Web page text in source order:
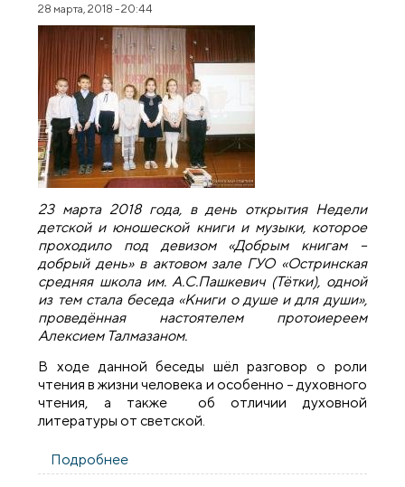
28 марта, 2018 - 20:44
23 марта 2018 года, в день открытия Недели
детской и юношеской книги и музыки, которое
проходило под девизом «Добрым книгам –
добрый день» в актовом зале ГУО «Остринская
средняя школа им. А.С.Пашкевич (Тётки), одной
из тем стала беседа «Книги о душе и для души»,
проведённая настоятелем протоиереем
Алексием Талмазаном.
В ходе данной беседы шёл разговор о роли
чтения в жизни человека и особенно – духовного
чтения, а также об отличии духовной
литературы от светской.
Подробнее
мероприятия, посвященные Дню